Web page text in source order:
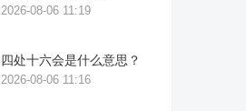
2026-08-06 11:19
四处十六会是什么意思？
2026-08-06 11:16